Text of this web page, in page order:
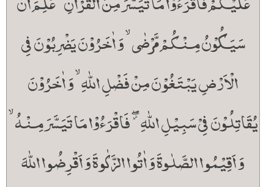
سَیَکُوۡنُ مِنۡکُمۡ مَّرۡضٰی ۙ وَ اٰخَرُوۡنَ یَضۡرِبُوۡنَ فِی
الۡاَرۡضِ یَبۡتَغُوۡنَ مِنۡ فَضۡلِ اللّٰہِ ۙ وَ اٰخَرُوۡنَ
یُقَاتِلُوۡنَ فِیۡ سَبِیۡلِ اللّٰہِ ۫ۖ فَاقۡرَءُوۡا مَا تَیَسَّرَ مِنۡہُ ۙ
وَ اَقِیۡمُوا الصَّلٰوۃَ وَ اٰتُوا الزَّکٰوۃَ وَ اَقۡرِضُوا اللّٰہَ